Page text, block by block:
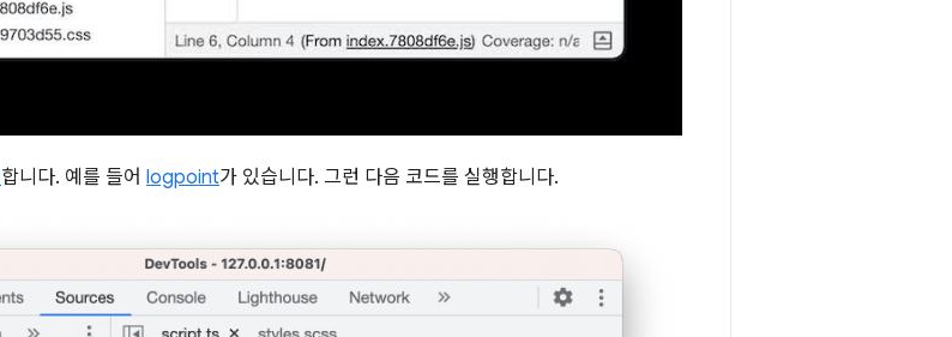
합니다. 예를 들어 logpoint가 있습니다. 그런 다음 코드를 실행합니다.